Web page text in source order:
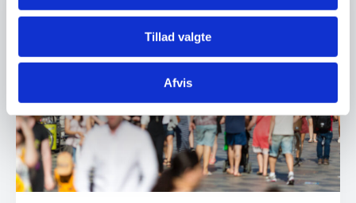
Tillad valgte
Afvis
Erhvervsarrangement, Medlemsarrangement